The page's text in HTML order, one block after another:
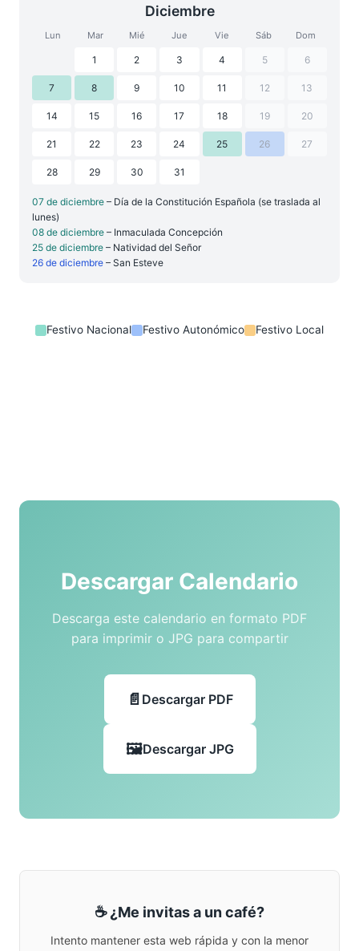
Diciembre
Lun Mar Mié Jue Vie Sáb Dom
1 2 3 4 5 6
7 8 9 10 11 12 13
14 15 16 17 18 19 20
21 22 23 24 25 26 27
28 29 30 31
07 de diciembre – Día de la Constitución Española (se traslada al
lunes)
08 de diciembre – Inmaculada Concepción
25 de diciembre – Natividad del Señor
26 de diciembre – San Esteve
Festivo Nacional Festivo Autonómico Festivo Local
Descargar Calendario
Descarga este calendario en formato PDF
para imprimir o JPG para compartir
Descargar PDF
Descargar JPG
☕ ¿Me invitas a un café?
Intento mantener esta web rápida y con la menor